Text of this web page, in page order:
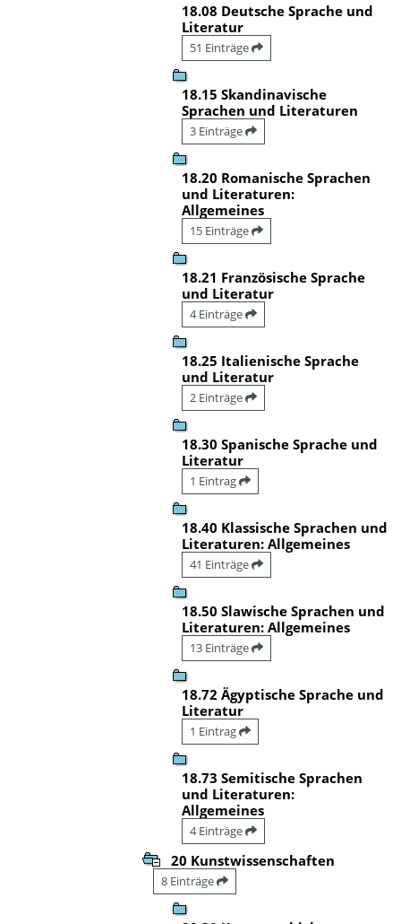
18.08 Deutsche Sprache und
Literatur
51 Einträge
18.15 Skandinavische
Sprachen und Literaturen
3 Einträge
18.20 Romanische Sprachen
und Literaturen:
Allgemeines
15 Einträge
18.21 Französische Sprache
und Literatur
4 Einträge
18.25 Italienische Sprache
und Literatur
2 Einträge
18.30 Spanische Sprache und
Literatur
1 Eintrag
18.40 Klassische Sprachen und
Literaturen: Allgemeines
41 Einträge
18.50 Slawische Sprachen und
Literaturen: Allgemeines
13 Einträge
18.72 Ägyptische Sprache und
Literatur
1 Eintrag
18.73 Semitische Sprachen
und Literaturen:
Allgemeines
4 Einträge
20 Kunstwissenschaften
8 Einträge